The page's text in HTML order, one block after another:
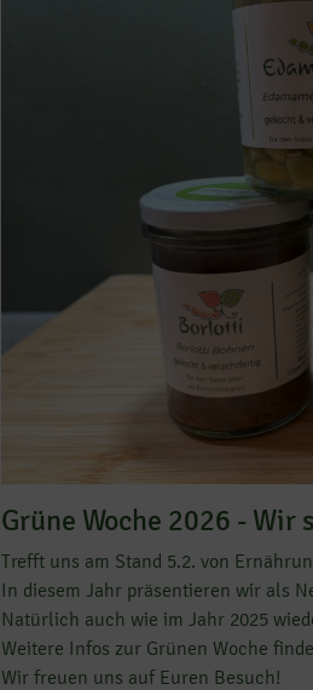
Grüne Woche 2026 -
Trefft uns am Stand 5.2. von
In diesem Jahr präsentieren wir als
Natürlich auch wie im Jahr 2025
Weitere Infos zur Grünen Woche
Wir freuen uns auf Euren Besuch!